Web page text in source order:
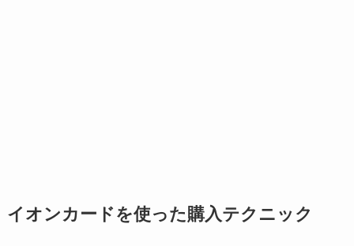
イオンカードを使った購入テクニック